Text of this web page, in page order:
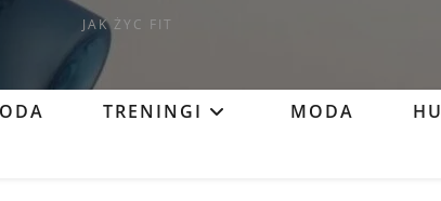
JAK ŻYC FIT
TRENINGI MODA